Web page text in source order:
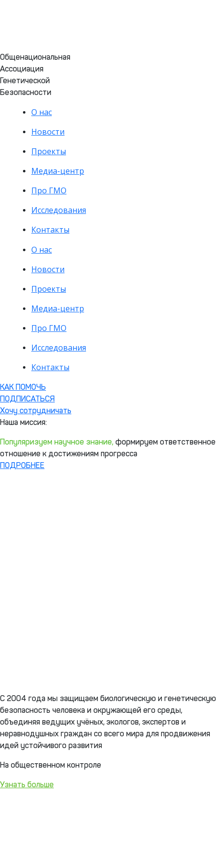
Общенациональная
Ассоциация
Генетической
Безопасности
О нас
Новости
Проекты
Медиа-центр
Про ГМО
Исследования
Контакты
О нас
Новости
Проекты
Медиа-центр
Про ГМО
Исследования
Контакты
КАК ПОМОЧЬ
ПОДПИСАТЬСЯ
Хочу сотрудничать
Наша миссия:
Популяризуем научное знание, формируем ответственное
отношение к достижениям прогресса
ПОДРОБНЕЕ
С 2004 года мы защищаем биологическую и генетическую
безопасность человека и окружающей его среды,
объединяя ведущих учёных, экологов, экспертов и
неравнодушных граждан со всего мира для продвижения
идей устойчивого развития
На общественном контроле
Узнать больше